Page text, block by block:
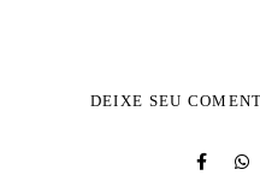
DEIXE SEU